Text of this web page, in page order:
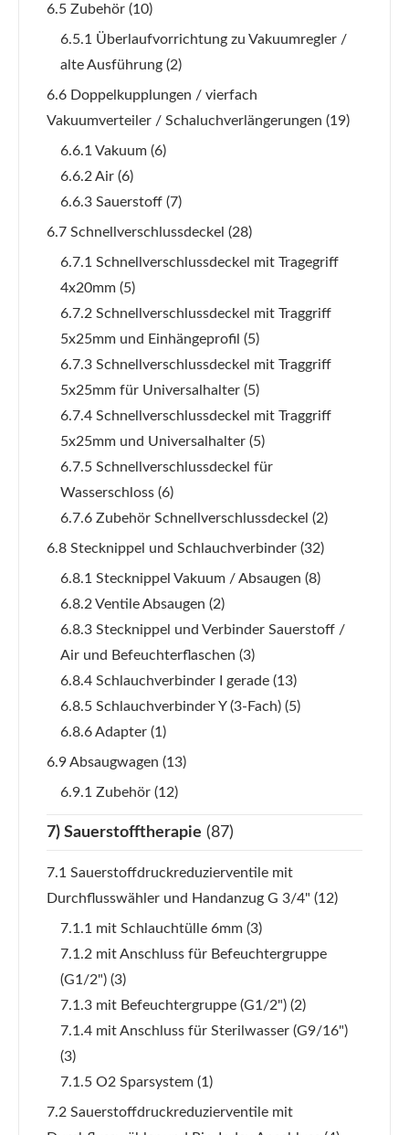
6.5 Zubehör (10)
6.5.1 Überlaufvorrichtung zu Vakuumregler /
alte Ausführung (2)
6.6 Doppelkupplungen / vierfach
Vakuumverteiler / Schaluchverlängerungen (19)
6.6.1 Vakuum (6)
6.6.2 Air (6)
6.6.3 Sauerstoff (7)
6.7 Schnellverschlussdeckel (28)
6.7.1 Schnellverschlussdeckel mit Tragegriff
4x20mm (5)
6.7.2 Schnellverschlussdeckel mit Traggriff
5x25mm und Einhängeprofil (5)
6.7.3 Schnellverschlussdeckel mit Traggriff
5x25mm für Universalhalter (5)
6.7.4 Schnellverschlussdeckel mit Traggriff
5x25mm und Universalhalter (5)
6.7.5 Schnellverschlussdeckel für
Wasserschloss (6)
6.7.6 Zubehör Schnellverschlussdeckel (2)
6.8 Stecknippel und Schlauchverbinder (32)
6.8.1 Stecknippel Vakuum / Absaugen (8)
6.8.2 Ventile Absaugen (2)
6.8.3 Stecknippel und Verbinder Sauerstoff /
Air und Befeuchterflaschen (3)
6.8.4 Schlauchverbinder I gerade (13)
6.8.5 Schlauchverbinder Y (3-Fach) (5)
6.8.6 Adapter (1)
6.9 Absaugwagen (13)
6.9.1 Zubehör (12)
7) Sauerstofftherapie (87)
7.1 Sauerstoffdruckreduzierventile mit
Durchflusswähler und Handanzug G 3/4" (12)
7.1.1 mit Schlauchtülle 6mm (3)
7.1.2 mit Anschluss für Befeuchtergruppe
(G1/2") (3)
7.1.3 mit Befeuchtergruppe (G1/2") (2)
7.1.4 mit Anschluss für Sterilwasser (G9/16")
(3)
7.1.5 O2 Sparsystem (1)
7.2 Sauerstoffdruckreduzierventile mit